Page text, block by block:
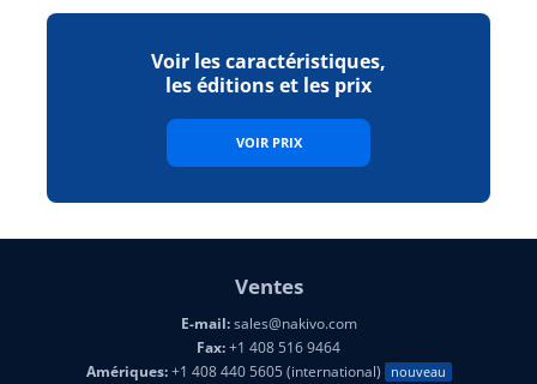
Voir les caractéristiques,
les éditions et les prix
VOIR PRIX
Ventes
E-mail:sales@nakivo.com
Fax:+1 408 516 9464
Amériques:+1 408 440 5605 (international) nouveau